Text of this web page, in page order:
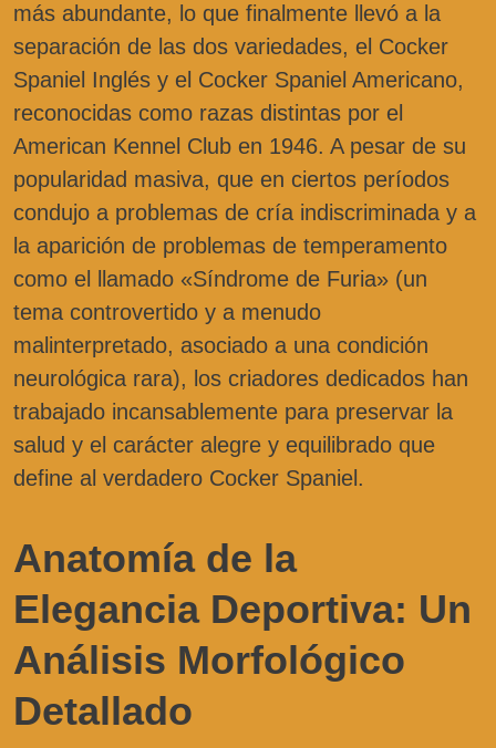
más abundante, lo que finalmente llevó a la
separación de las dos variedades, el Cocker
Spaniel Inglés y el Cocker Spaniel Americano,
reconocidas como razas distintas por el
American Kennel Club en 1946. A pesar de su
popularidad masiva, que en ciertos períodos
condujo a problemas de cría indiscriminada y a
la aparición de problemas de temperamento
como el llamado «Síndrome de Furia» (un
tema controvertido y a menudo
malinterpretado, asociado a una condición
neurológica rara), los criadores dedicados han
trabajado incansablemente para preservar la
salud y el carácter alegre y equilibrado que
define al verdadero Cocker Spaniel.
Anatomía de la
Elegancia Deportiva: Un
Análisis Morfológico
Detallado